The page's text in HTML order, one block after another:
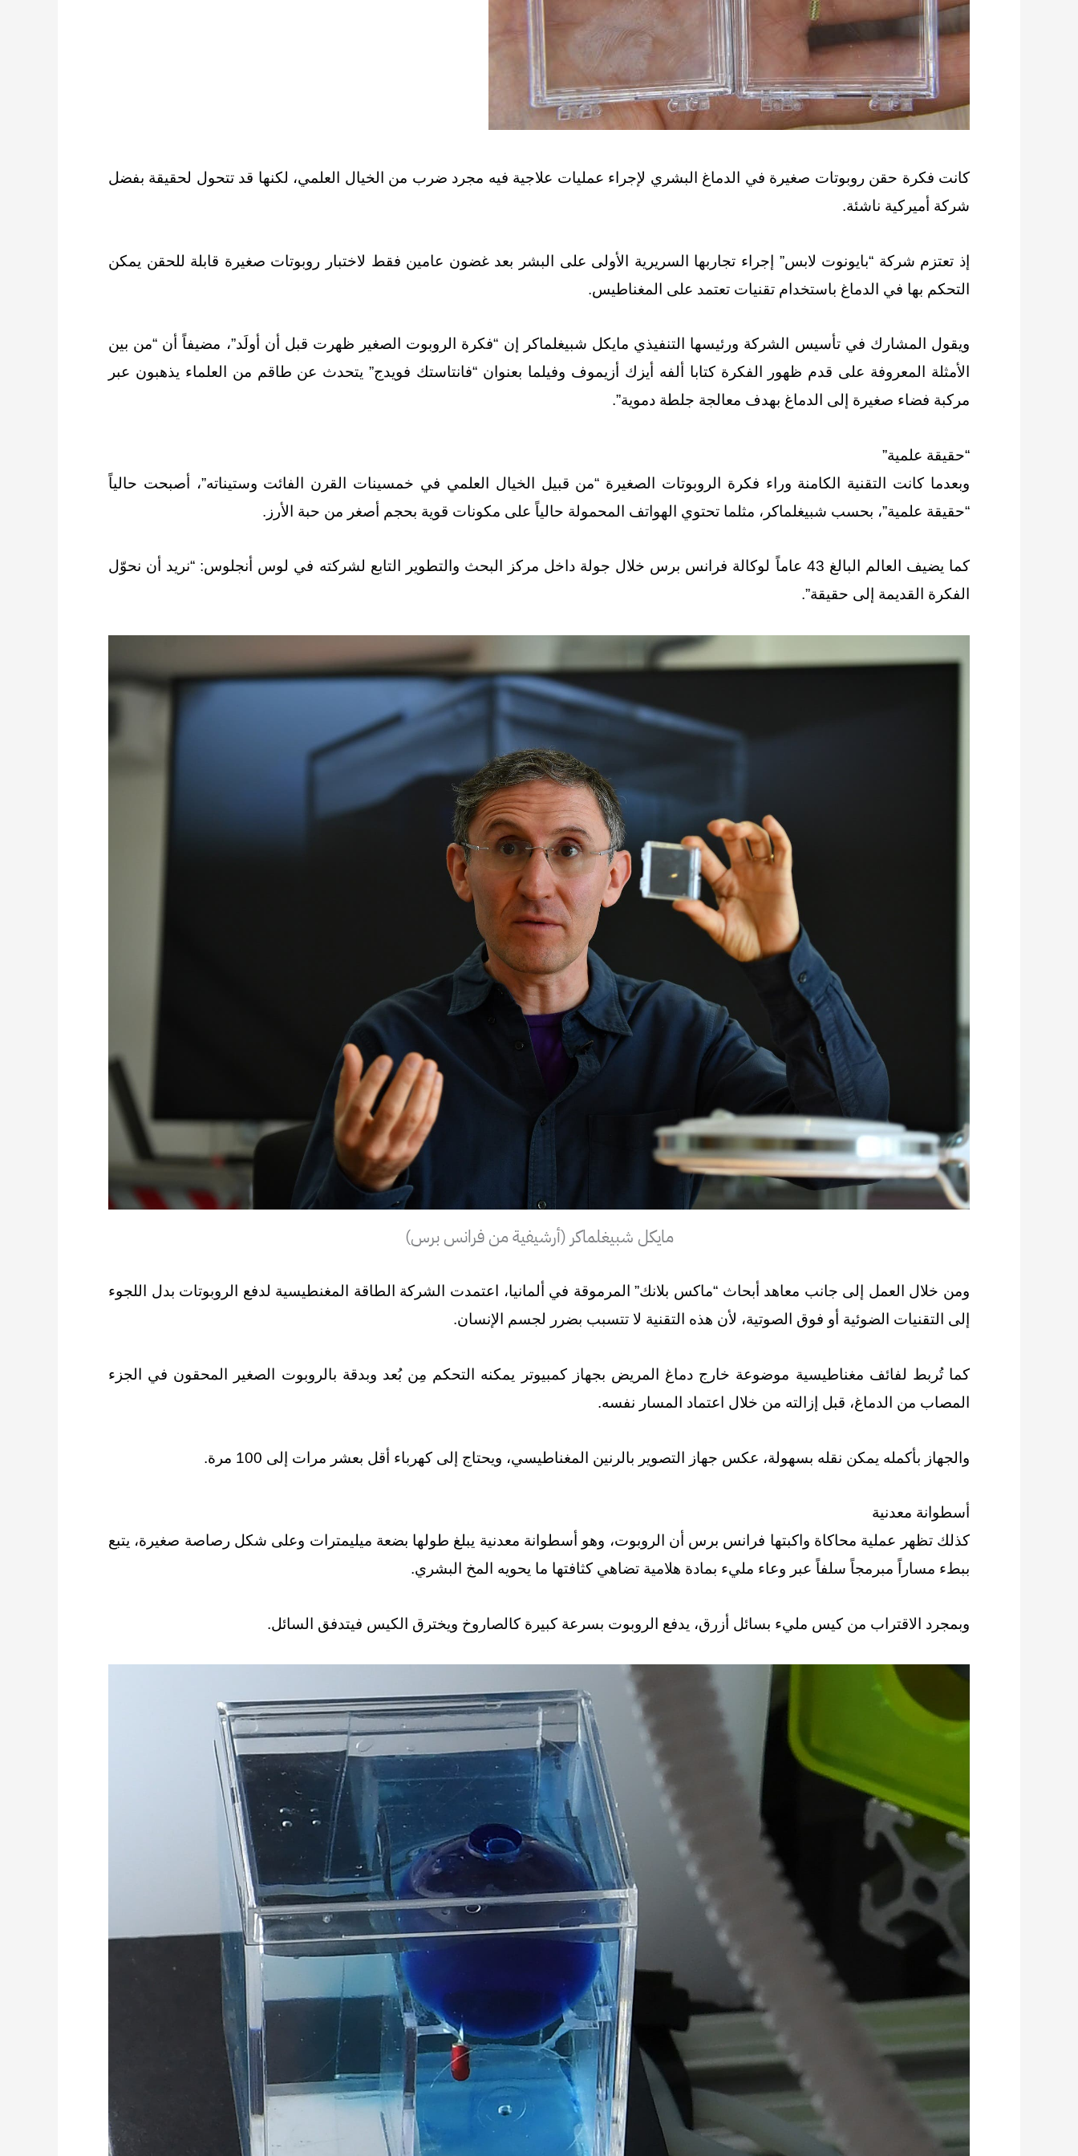
كانت فكرة حقن روبوتات صغيرة في الدماغ البشري لإجراء عمليات علاجية فيه مجرد ضرب من الخيال العلمي، لكنها قد تتحول لحقيقة بفضل
شركة أميركية ناشئة.
إذ تعتزم شركة “بايونوت لابس” إجراء تجاربها السريرية الأولى على البشر بعد غضون عامين فقط لاختبار روبوتات صغيرة قابلة للحقن يمكن
التحكم بها في الدماغ باستخدام تقنيات تعتمد على المغناطيس.
ويقول المشارك في تأسيس الشركة ورئيسها التنفيذي مايكل شبيغلماكر إن “فكرة الروبوت الصغير ظهرت قبل أن أولَد”، مضيفاً أن “من بين
الأمثلة المعروفة على قدم ظهور الفكرة كتابا ألفه أيزك أزيموف وفيلما بعنوان “فانتاستك فويدج” يتحدث عن طاقم من العلماء يذهبون عبر
مركبة فضاء صغيرة إلى الدماغ بهدف معالجة جلطة دموية”.
“حقيقة علمية”
وبعدما كانت التقنية الكامنة وراء فكرة الروبوتات الصغيرة “من قبيل الخيال العلمي في خمسينات القرن الفائت وستيناته”، أصبحت حالياً
“حقيقة علمية”، بحسب شبيغلماكر، مثلما تحتوي الهواتف المحمولة حالياً على مكونات قوية بحجم أصغر من حبة الأرز.
كما يضيف العالم البالغ 43 عاماً لوكالة فرانس برس خلال جولة داخل مركز البحث والتطوير التابع لشركته في لوس أنجلوس: “نريد أن نحوّل
الفكرة القديمة إلى حقيقة”.
مايكل شبيغلماكر (أرشيفية من فرانس برس)
ومن خلال العمل إلى جانب معاهد أبحاث “ماكس بلانك” المرموقة في ألمانيا، اعتمدت الشركة الطاقة المغنطيسية لدفع الروبوتات بدل اللجوء
إلى التقنيات الضوئية أو فوق الصوتية، لأن هذه التقنية لا تتسبب بضرر لجسم الإنسان.
كما تُربط لفائف مغناطيسية موضوعة خارج دماغ المريض بجهاز كمبيوتر يمكنه التحكم مِن بُعد وبدقة بالروبوت الصغير المحقون في الجزء
المصاب من الدماغ، قبل إزالته من خلال اعتماد المسار نفسه.
والجهاز بأكمله يمكن نقله بسهولة، عكس جهاز التصوير بالرنين المغناطيسي، ويحتاج إلى كهرباء أقل بعشر مرات إلى 100 مرة.
أسطوانة معدنية
كذلك تظهر عملية محاكاة واكبتها فرانس برس أن الروبوت، وهو أسطوانة معدنية يبلغ طولها بضعة ميليمترات وعلى شكل رصاصة صغيرة، يتبع
ببطء مساراً مبرمجاً سلفاً عبر وعاء مليء بمادة هلامية تضاهي كثافتها ما يحويه المخ البشري.
وبمجرد الاقتراب من كيس مليء بسائل أزرق، يدفع الروبوت بسرعة كبيرة كالصاروخ ويخترق الكيس فيتدفق السائل.